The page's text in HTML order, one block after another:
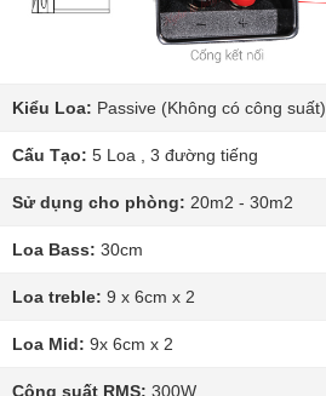
Kiểu Loa: Passive (Không có công suất)
Cấu Tạo: 5 Loa , 3 đường tiếng
Sử dụng cho phòng: 20m2 - 30m2
Loa Bass: 30cm
Loa treble: 9 x 6cm x 2
Loa Mid: 9x 6cm x 2
Công suất RMS: 300W